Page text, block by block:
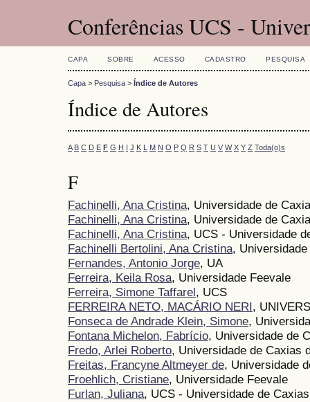
Conferências UCS -
CAPA SOBRE ACESSO CADASTRO PESQUISA
Capa > Pesquisa > Índice de Autores
Índice de Autores
A B C D E F G H I J K L M N O P Q R S T U V W X Y Z Toda(o)s
F
Fachinelli, Ana Cristina, Universidade de
Fachinelli, Ana Cristina, Universidade de
Fachinelli, Ana Cristina, UCS - Universidade
Fachinelli Bertolini, Ana Cristina,
Fernandes, Antonio Jorge, UA
Ferreira, Keila Rosa, Universidade Feevale
Ferreira, Simone Taffarel, UCS
FERREIRA NETO, MACÁRIO NERI,
Fonseca de Andrade Klein, Simone,
Fontana Michelon, Fabrício, Universidade de
Fredo, Arlei Roberto, Universidade de Caxias
Freitas, Francyne Altmeyer de, Universidade
Froehlich, Cristiane, Universidade Feevale
Furlan, Juliana, UCS - Universidade de